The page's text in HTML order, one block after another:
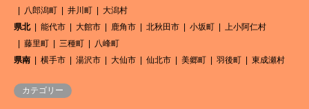
八郎潟町
井川町
大潟村
県北
能代市 大館市 鹿角市 北秋田市 小坂町
上小阿仁村
藤里町
三種町
八峰町
県南
横手市 湯沢市 大仙市 仙北市 美郷町 羽後町 東成瀬村
カテゴリー